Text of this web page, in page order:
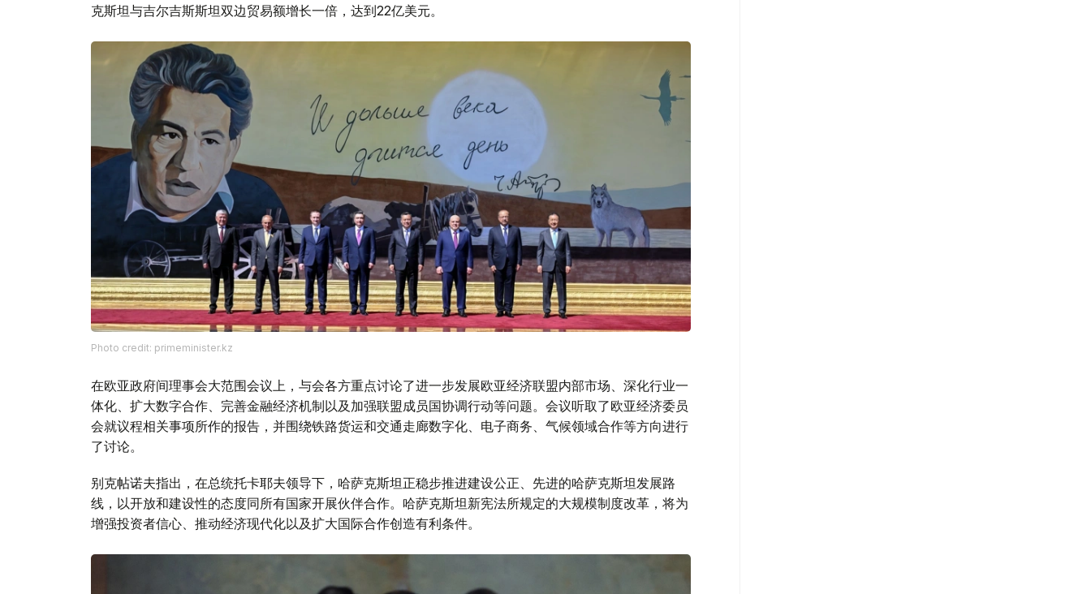
克斯坦与吉尔吉斯斯坦双边贸易额增长一倍，达到22亿美元。
Photo credit: primeminister.kz
在欧亚政府间理事会大范围会议上，与会各方重点讨论了进一步发展欧亚经济联盟内部市场、深化行业一
体化、扩大数字合作、完善金融经济机制以及加强联盟成员国协调行动等问题。会议听取了欧亚经济委员
会就议程相关事项所作的报告，并围绕铁路货运和交通走廊数字化、电子商务、气候领域合作等方向进行
了讨论。
别克帖诺夫指出，在总统托卡耶夫领导下，哈萨克斯坦正稳步推进建设公正、先进的哈萨克斯坦发展路
线，以开放和建设性的态度同所有国家开展伙伴合作。哈萨克斯坦新宪法所规定的大规模制度改革，将为
增强投资者信心、推动经济现代化以及扩大国际合作创造有利条件。